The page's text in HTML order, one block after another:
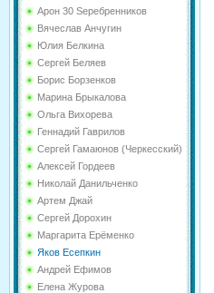
Арон 30 Sеребренников
Вячеслав Анчугин
Юлия Белкина
Сергей Беляев
Борис Борзенков
Марина Брыкалова
Ольга Вихорева
Геннадий Гаврилов
Сергей Гамаюнов (Черкесский)
Алексей Гордеев
Николай Данильченко
Артем Джай
Сергей Дорохин
Маргарита Ерёменко
Яков Есепкин
Андрей Ефимов
Елена Журова